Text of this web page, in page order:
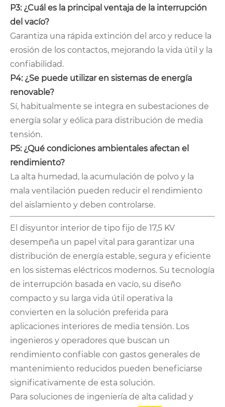
P3: ¿Cuál es la principal ventaja de la interrupción
del vacío?
Garantiza una rápida extinción del arco y reduce la
erosión de los contactos, mejorando la vida útil y la
confiabilidad.
P4: ¿Se puede utilizar en sistemas de energía
renovable?
Sí, habitualmente se integra en subestaciones de
energía solar y eólica para distribución de media
tensión.
P5: ¿Qué condiciones ambientales afectan el
rendimiento?
La alta humedad, la acumulación de polvo y la
mala ventilación pueden reducir el rendimiento
del aislamiento y deben controlarse.
El disyuntor interior de tipo fijo de 17,5 KV
desempeña un papel vital para garantizar una
distribución de energía estable, segura y eficiente
en los sistemas eléctricos modernos. Su tecnología
de interrupción basada en vacío, su diseño
compacto y su larga vida útil operativa la
convierten en la solución preferida para
aplicaciones interiores de media tensión. Los
ingenieros y operadores que buscan un
rendimiento confiable con gastos generales de
mantenimiento reducidos pueden beneficiarse
significativamente de esta solución.
Para soluciones de ingeniería de alta calidad y